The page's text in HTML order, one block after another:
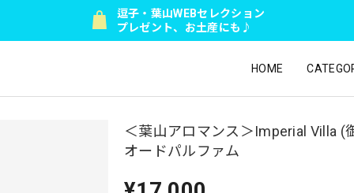
逗子・葉山WEBセレクション
プレゼント、お土産にも♪
HOME
＜葉山アロマンス＞Imperial Villa (
オードパルファム